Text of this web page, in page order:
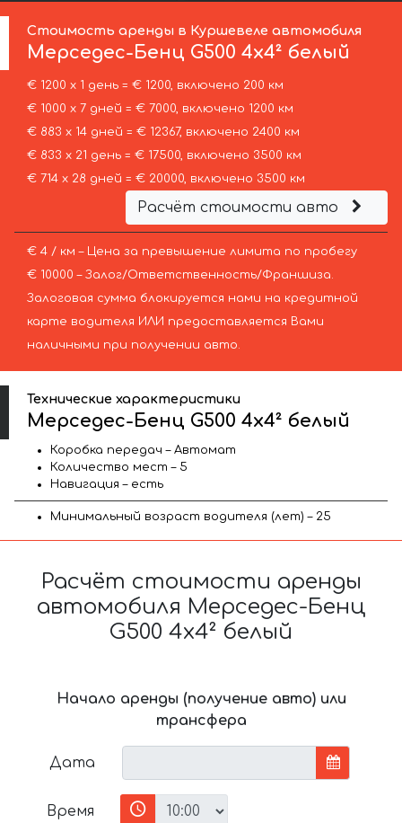
Стоимость аренды в Куршевеле автомобиля
Мерседес-Бенц G500 4x4² белый
€ 1200 х 1 день = € 1200, включено 200 км
€ 1000 х 7 дней = € 7000, включено 1200 км
€ 883 х 14 дней = € 12367, включено 2400 км
€ 833 х 21 день = € 17500, включено 3500 км
€ 714 х 28 дней = € 20000, включено 3500 км
Расчёт стоимости авто
€ 4 / км – Цена за превышение лимита по пробегу
€ 10000 – Залог/Ответственность/Франшиза.
Залоговая сумма блокируется нами на кредитной
карте водителя ИЛИ предоставляется Вами
наличными при получении авто.
Технические характеристики
Мерседес-Бенц G500 4x4² белый
Коробка передач – Автомат
Количество мест – 5
Навигация – есть
Минимальный возраст водителя (лет) – 25
Расчёт стоимости аренды
автомобиля Мерседес-Бенц
G500 4x4² белый
Начало аренды (получение авто) или
трансфера
Дата
Время